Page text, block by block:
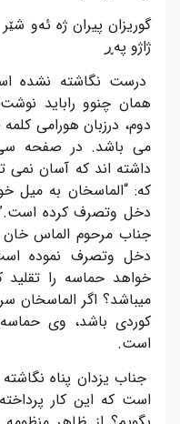
گوریزان پیران ژە ئەو
ژاژو پەڕ
درست نگاشته نشده
همان چنوو راباید
دوم، درزبان هورامی
می باشد. در صفحه سی
داشته اند که آسان نمی
که: “الماسخان به میل
دخل وتصرف کرده
جناب مرحوم الماس خان
دخل وتصرف نموده
خواهد حماسه را
میباشد؟ اگر الماسخان
کوردی باشد، وی
است.
جناب یزدان پناه
است که این کار